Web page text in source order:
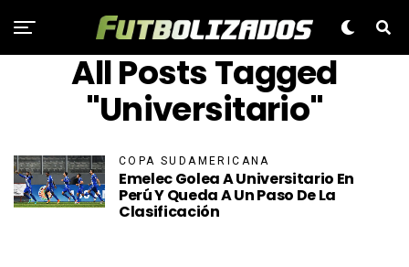
All Posts Tagged
"Universitario"
COPA SUDAMERICANA
Emelec Golea A Universitario En
Perú Y Queda A Un Paso De La
Clasificación